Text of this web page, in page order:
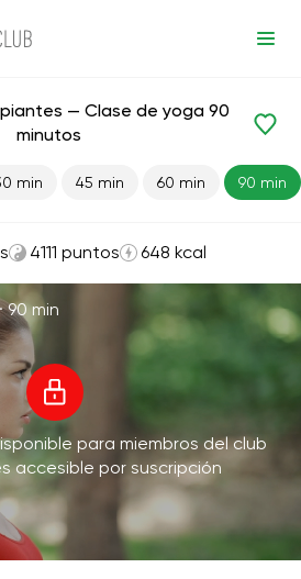
Comienzo
— Clase de yoga 90
minutos
min 45 min 60 min 90 min
4111 puntos 648 kcal
90 min
para miembros del club
accesible por suscripción